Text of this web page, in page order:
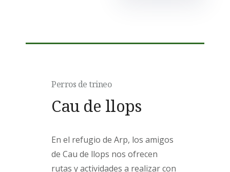
Perros de trineo
Cau de llops
En el refugio de Arp, los amigos
de Cau de llops nos ofrecen
rutas y actividades a realizar con